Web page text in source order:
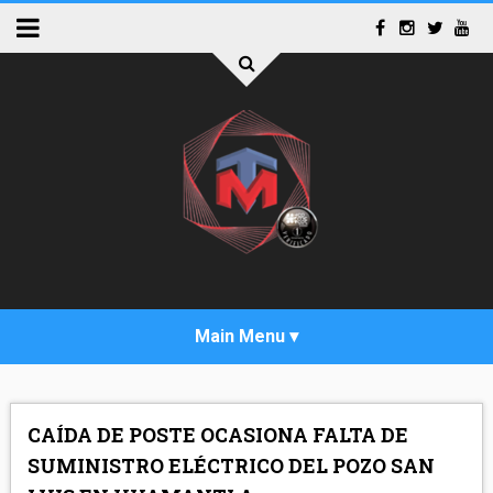
CAÍDA DE POSTE OCASIONA FALTA DE
SUMINISTRO ELÉCTRICO DEL POZO SAN